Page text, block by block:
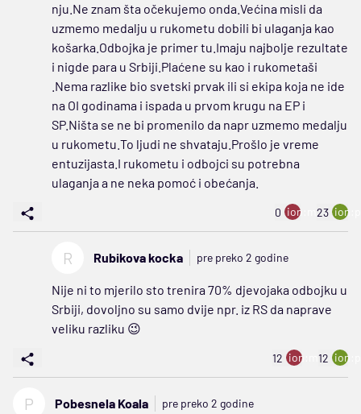
nju.Ne znam šta očekujemo onda.Većina misli da
uzmemo medalju u rukometu dobili bi ulaganja kao
košarka.Odbojka je primer tu.Imaju najbolje rezultate
i nigde para u Srbiji.Plaćene su kao i rukometaši
.Nema razlike bio svetski prvak ili si ekipa koja ne ide
na OI godinama i ispada u prvom krugu na EP i
SP.Ništa se ne bi promenilo da napr uzmemo medalju
u rukometu.To ljudi ne shvataju.Prošlo je vreme
entuzijasta.I rukometu i odbojci su potrebna
ulaganja a ne neka pomoć i obećanja.
0 ion:minus
23
R Rubikova kocka pre preko 2 godine
Nije ni to mjerilo sto trenira 70% djevojaka odbojku u
Srbiji, dovoljno su samo dvije npr. iz RS da naprave
veliku razliku 😉
12 ion:minus
12
P Pobesnela Koala pre preko 2 godine